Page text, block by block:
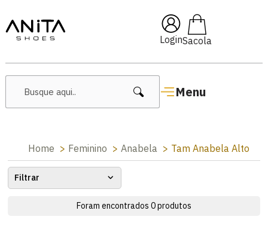
Login
Menu
🔥 Lançamentos Femininos
Home Feminino Anabela Tam Anabela Alto
Filtrar
Foram encontrados 0produtos